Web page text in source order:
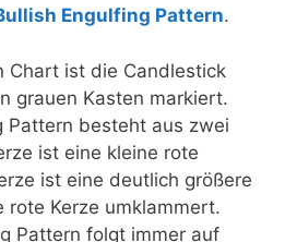
Engulfing Pattern.
Chart ist die Candlestick
grauen Kasten markiert.
Pattern besteht aus zwei
ist eine kleine rote
ist eine deutlich größere
rote Kerze umklammert.
Pattern folgt immer auf